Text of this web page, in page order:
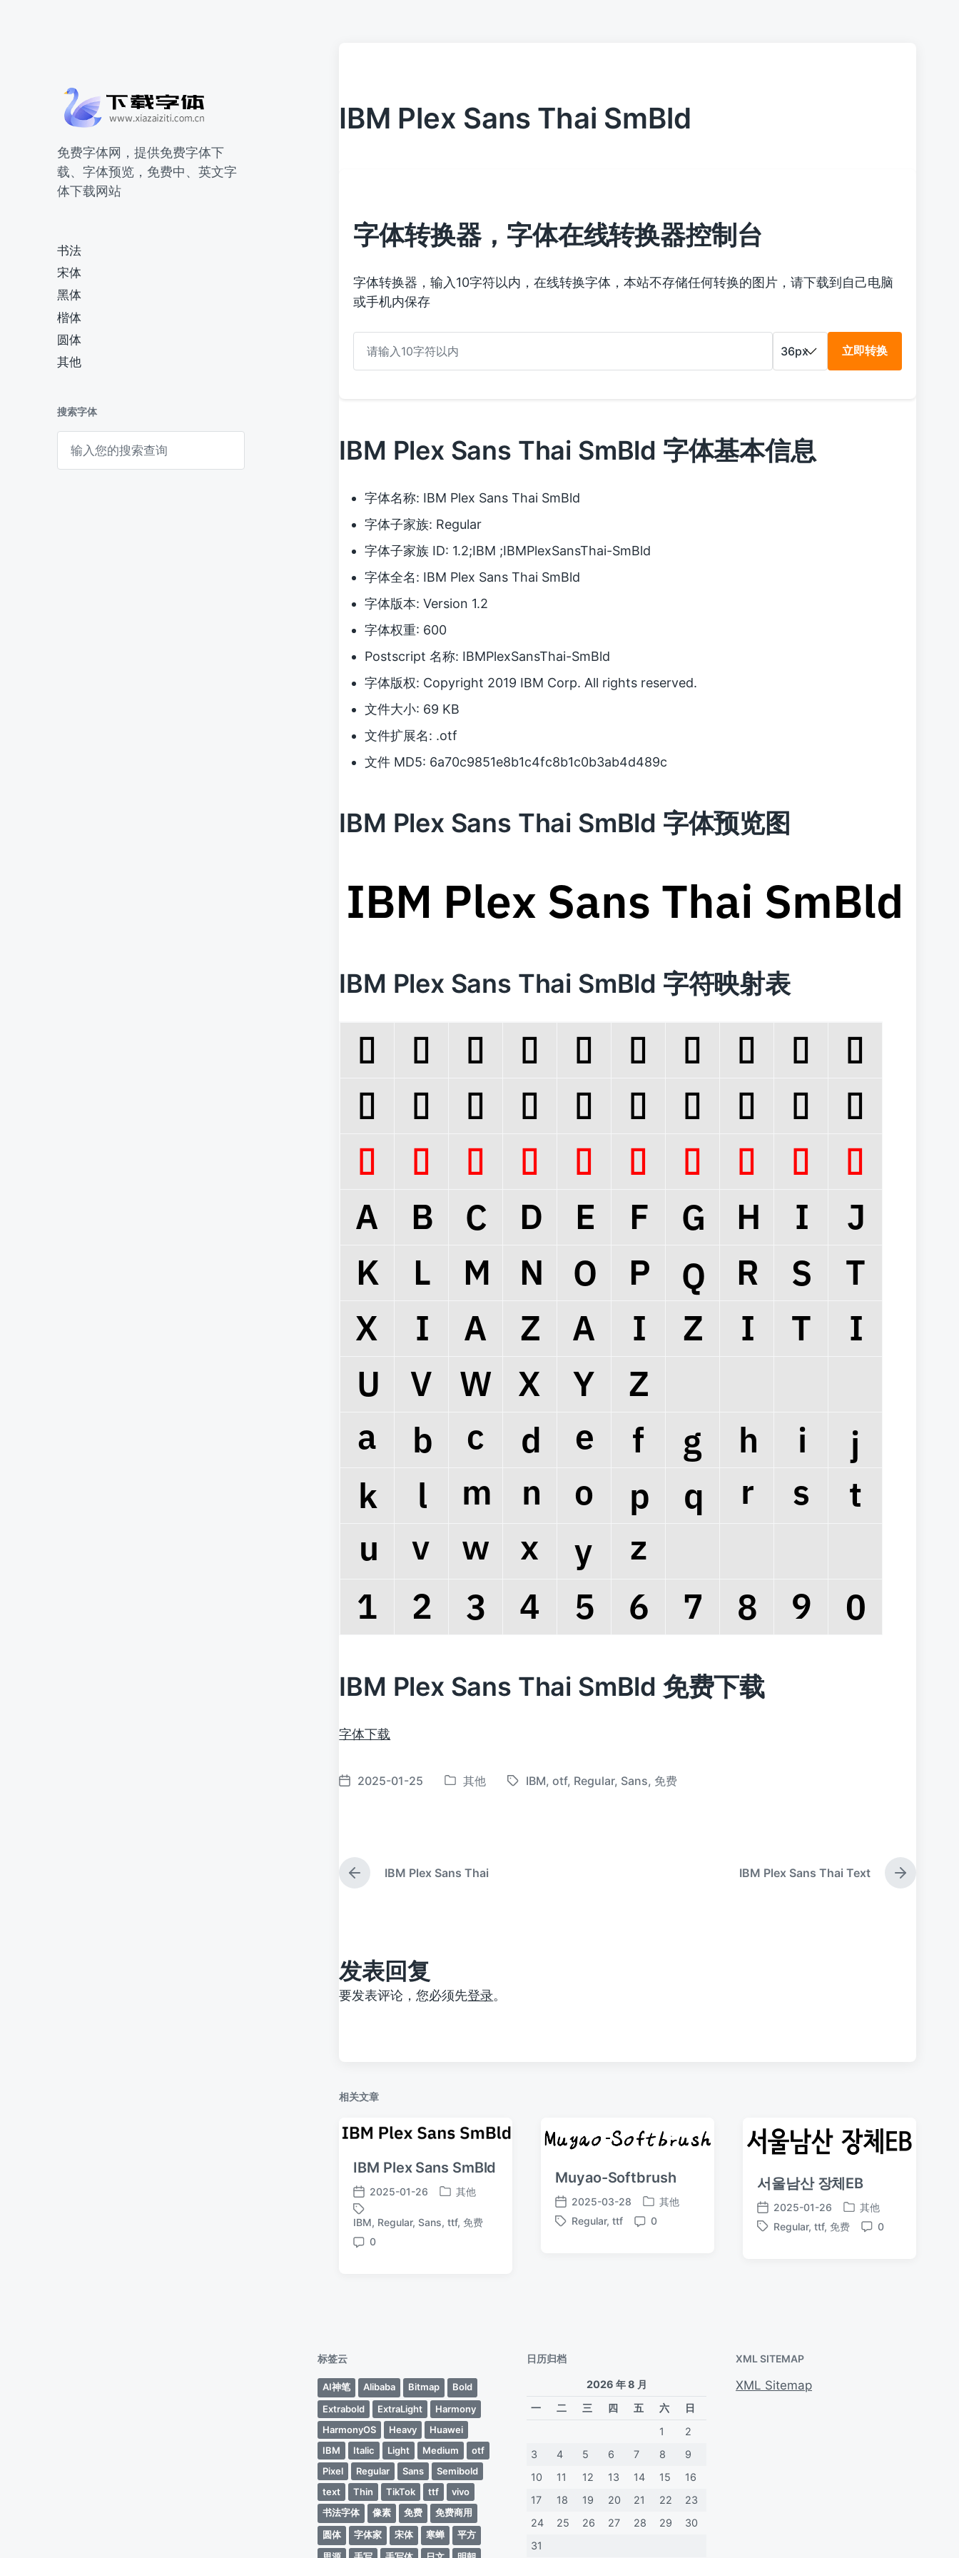
免费字体网，提供免费字体下
载、字体预览，免费中、英文字
体下载网站
书法
宋体
黑体
楷体
圆体
其他
搜索字体
IBM Plex Sans Thai SmBld
字体转换器，字体在线转换器控制台
字体转换器，输入10字符以内，在线转换字体，本站不存储任何转换的图片，请下载到自己电脑
或手机内保存
立即转换
IBM Plex Sans Thai SmBld 字体基本信息
字体名称: IBM Plex Sans Thai SmBld
字体子家族: Regular
字体子家族 ID: 1.2;IBM ;IBMPlexSansThai-SmBld
字体全名: IBM Plex Sans Thai SmBld
字体版本: Version 1.2
字体权重: 600
Postscript 名称: IBMPlexSansThai-SmBld
字体版权: Copyright 2019 IBM Corp. All rights reserved.
文件大小: 69 KB
文件扩展名: .otf
文件 MD5: 6a70c9851e8b1c4fc8b1c0b3ab4d489c
IBM Plex Sans Thai SmBld 字体预览图
IBM Plex Sans Thai SmBld 字符映射表
IBM Plex Sans Thai SmBld 免费下载
字体下载
发
2025-01-25
发
其他
标
IBM,otf, Regular, Sans, 免费
上
篇
IBM Plex Sans Thai
下
篇
IBM Plex Sans Thai Text
发表回复
要发表评论，您必须先登录。
相关文章
IBM Plex Sans SmBld
发
布
日
期
2025-01-26
发
于
其他
标
签
IBM, Regular,Sans,ttf, 免费
评
0
Muyao-Softbrush
发
布
2025-03-28
发
布
其他
标
Regular,ttf
评
0
서울남산 장체EB
发
布
2025-01-26
发
布
其他
标
Regular,ttf, 免费
评
0
标签云
AI神笔 Alibaba Bitmap
Bold
Extrabold
ExtraLight
Harmony
HarmonyOS
Heavy
Huawei
IBM
Italic Light Medium
otf
Pixel
Regular Sans
Semibold
text
Thin TikTok ttf
vivo
书法字体
像素 免费
免费商用
圆体
字体家 宋体 寒蝉
平方
日历归档
2026 年 8 月
一
二 三 四 五 六
日
1
2
3
4 5 6 7 8
9
10
11 12 13 14 15
16
17
18 19 20 21 22
23
24
25 26 27 28 29
30
31
XML SITEMAP
XML Sitemap